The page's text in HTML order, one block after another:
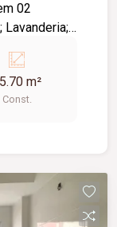
02
Lavanderia;
Interfone;
Salão
m²
Const.